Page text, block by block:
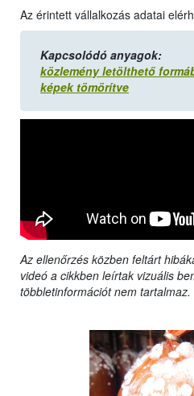
Az érintett vállalkozás adatai
Kapcsolódó anyagok:
közlemény letölthető
képek tömörítve
Az ellenőrzés közben feltárt
videó a cikkben leírtak vizuális
többletinformációt nem tartalmaz.